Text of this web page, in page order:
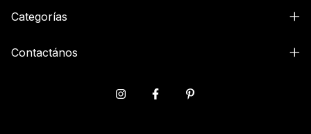
Categorías
Contactános